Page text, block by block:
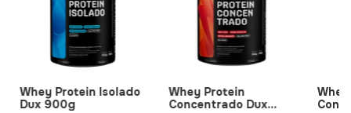
Whey Protein Isolado
Dux 900g
Whey Protein
Concentrado Dux